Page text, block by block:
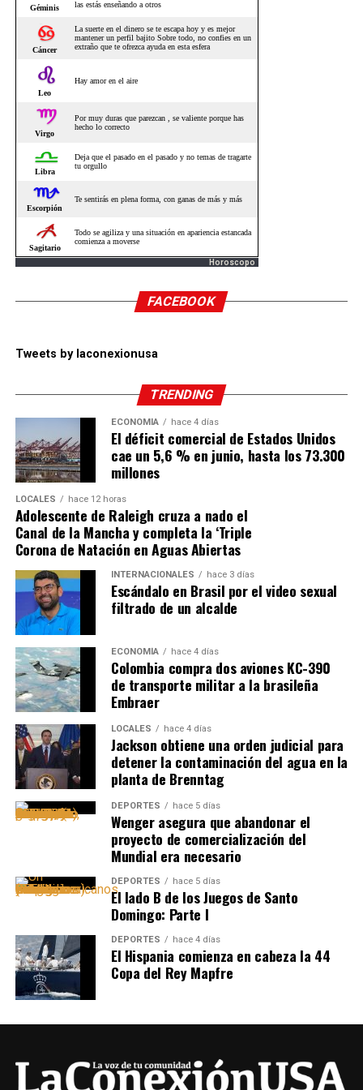
Horoscopo
FACEBOOK
Tweets by laconexionusa
TRENDING
ECONOMÍA hace 4 días
El déficit comercial de Estados Unidos
cae un 5,6 % en junio, hasta los 73.300
millones
LOCALES hace 12 horas
Adolescente de Raleigh cruza a nado el
Canal de la Mancha y completa la ‘Triple
Corona de Natación en Aguas Abiertas
INTERNACIONALES hace 3 días
Escándalo en Brasil por el video sexual
filtrado de un alcalde
ECONOMÍA hace 4 días
Colombia compra dos aviones KC-390
de transporte militar a la brasileña
Embraer
LOCALES hace 4 días
Jackson obtiene una orden judicial para
detener la contaminación del agua en la
planta de Brenntag
DEPORTES hace 5 días
Wenger asegura que abandonar el
proyecto de comercialización del
Mundial era necesario
DEPORTES hace 5 días
El lado B de los Juegos de Santo
Domingo: Parte I
DEPORTES hace 4 días
El Hispania comienza en cabeza la 44
Copa del Rey Mapfre